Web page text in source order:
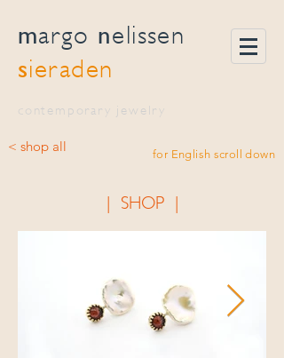
margo nelissen
sieraden
contemporary jewelry
< shop all for English scroll down
| SHOP |